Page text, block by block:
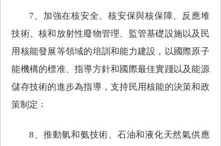
7、加強在核安全、核安保與核保障、反應堆
技術、核和放射性廢物管理、監管基礎設施以及民
用核能發展等領域的培訓和能力建設，以國際原子
能機構的標准、指導方針和國際最佳實踐以及能源
儲存技術的進步為指導，支持民用核能的決策和政
策制定﹔
8、推動氫和氨技術、石油和液化天然氣供應